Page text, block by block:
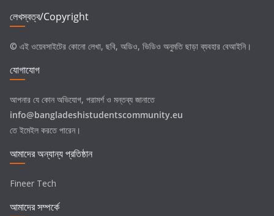
লেখস্বত্ব/Copyright
© এই ওয়েবসাইটের কোনো লেখা, ছবি, অডিও, ভিডিও অনুমতি ছাড়া ব্যবহার বেআইনি।
যোগাযোগ
আপনার যে কোন অভিযোগ, পরামর্শ ও মন্তব্য জানাতে
info@bangladeshistudentscommunity.eu
তে ইমেইল করতে পারেন।
আমাদের অন্যান্য প্রতিষ্ঠান
Fineer Tech
আমাদের সম্পর্কে